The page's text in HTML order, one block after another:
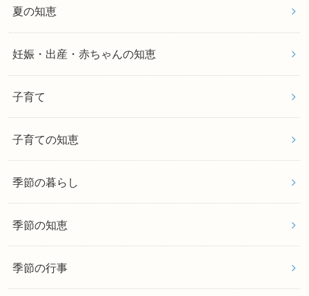
夏の知恵
妊娠・出産・赤ちゃんの知恵
子育て
子育ての知恵
季節の暮らし
季節の知恵
季節の行事